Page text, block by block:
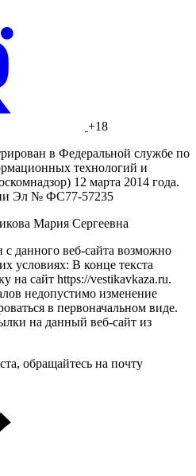
+18
в Федеральной службе по
технологий и
12 марта 2014 года.
Эл № ФС77-57235
Мария Сергеевна
данного веб-сайта возможно
условиях: В конце текста
на сайт https://vestikavkaza.ru.
недопустимо изменение
в первоначальном виде.
на данный веб-сайт из
обращайтесь на почту